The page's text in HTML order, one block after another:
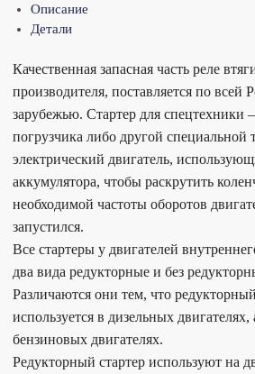
Описание
Детали
Качественная запасная часть реле
производителя, поставляется по
зарубежью. Стартер для спецтехники
погрузчика либо другой специальной
электрический двигатель,
аккумулятора, чтобы раскрутить
необходимой частоты оборотов
запустился.
Все стартеры у двигателей
два вида редукторные и без
Различаются они тем, что
используется в дизельных
бензиновых двигателях.
Редукторный стартер используют на